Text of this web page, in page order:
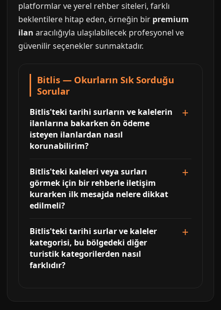
platformlar ve yerel rehber siteleri, farklı
beklentilere hitap eden, örneğin bir premium
ilan aracılığıyla ulaşılabilecek profesyonel ve
güvenilir seçenekler sunmaktadır.
Bitlis — Okurların Sık Sorduğu
Sorular
Bitlis'teki tarihi surların ve kalelerin
ilanlarına bakarken ön ödeme
isteyen ilanlardan nasıl
korunabilirim?
Bitlis'teki kaleleri veya surları
görmek için bir rehberle iletişim
kurarken ilk mesajda nelere dikkat
edilmeli?
Bitlis'teki tarihi surlar ve kaleler
kategorisi, bu bölgedeki diğer
turistik kategorilerden nasıl
farklıdır?